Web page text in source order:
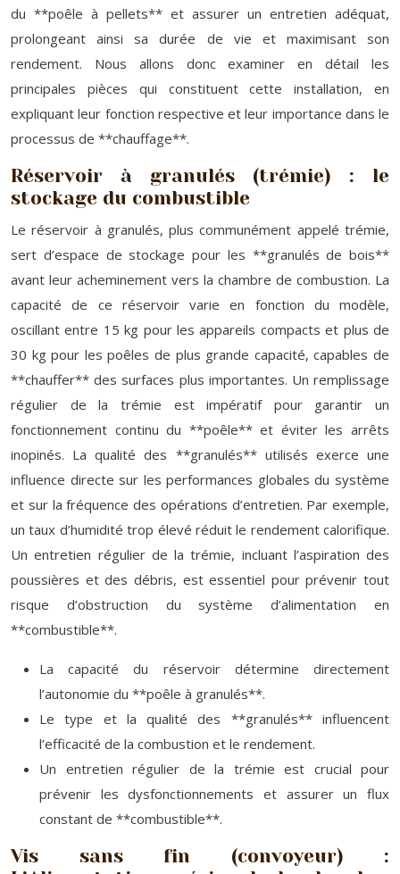
du **poêle à pellets** et assurer un entretien adéquat,
prolongeant ainsi sa durée de vie et maximisant son
rendement. Nous allons donc examiner en détail les
principales pièces qui constituent cette installation, en
expliquant leur fonction respective et leur importance dans le
processus de **chauffage**.
Réservoir à granulés (trémie) : le
stockage du combustible
Le réservoir à granulés, plus communément appelé trémie,
sert d’espace de stockage pour les **granulés de bois**
avant leur acheminement vers la chambre de combustion. La
capacité de ce réservoir varie en fonction du modèle,
oscillant entre 15 kg pour les appareils compacts et plus de
30 kg pour les poêles de plus grande capacité, capables de
**chauffer** des surfaces plus importantes. Un remplissage
régulier de la trémie est impératif pour garantir un
fonctionnement continu du **poêle** et éviter les arrêts
inopinés. La qualité des **granulés** utilisés exerce une
influence directe sur les performances globales du système
et sur la fréquence des opérations d’entretien. Par exemple,
un taux d’humidité trop élevé réduit le rendement calorifique.
Un entretien régulier de la trémie, incluant l’aspiration des
poussières et des débris, est essentiel pour prévenir tout
risque d’obstruction du système d’alimentation en
**combustible**.
La capacité du réservoir détermine directement
l’autonomie du **poêle à granulés**.
Le type et la qualité des **granulés** influencent
l’efficacité de la combustion et le rendement.
Un entretien régulier de la trémie est crucial pour
prévenir les dysfonctionnements et assurer un flux
constant de **combustible**.
Vis sans fin (convoyeur) :